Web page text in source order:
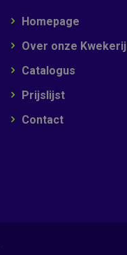
Homepage
Over onze Kwekerij
Catalogus
Prijslijst
Contact